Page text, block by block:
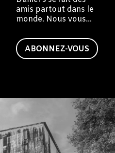
amis partout dans le
monde. Nous vous
vous aussi un ami de
Jack.ABONNEZ-VOUS